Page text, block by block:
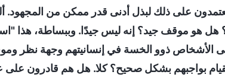
على ذلك لبذل أدنى قدر ممكن من المجهود.
هل هو موقف جيد؟ إنه ليس جيدًا. وببساطة، هذا
الأشخاص ذوو الخسة في إنسانيتهم وجهة نظر
بواجبهم بشكل صحيح؟ كلا. هل هم قادرون